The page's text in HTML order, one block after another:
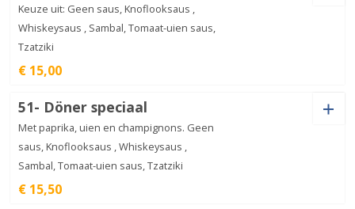
Keuze uit: Geen saus, Knoflooksaus ,
Whiskeysaus , Sambal, Tomaat-uien saus,
Tzatziki
€ 15,00
Saus
Döner
aantal
51- Döner speciaal
Met paprika, uien en champignons. Geen
saus, Knoflooksaus , Whiskeysaus ,
Sambal, Tomaat-uien saus, Tzatziki
€ 15,50